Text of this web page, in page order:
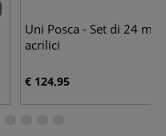
Uni Posca - Set di 24
acrilici
€ 124,95